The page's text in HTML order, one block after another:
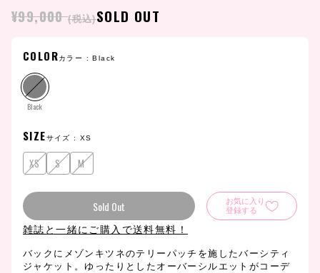
¥99,000 (税込)SOLD OUT
COLORカラー :Black
Black
SIZEサイズ :XS
XS S M
Sold Out
お気に入り
登録する
雑誌と一緒にご購入で送料無料！
バックにメゾンキツネのテリーパッチを施したバーシティ
ジャケット。ゆったりとしたオーバーシルエットがコーデ